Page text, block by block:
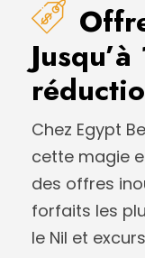
Chez Egypt
cette magie
des offres
forfaits les
le Nil et